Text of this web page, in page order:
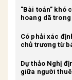
"Bài toán” khó
hoang dã
Có phải xác
chủ trương từ
Dự thảo Nghị
giữa người